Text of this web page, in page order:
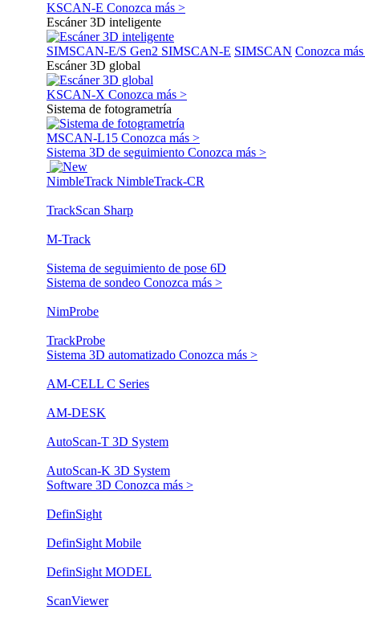
KSCAN-E Conozca más >
Escáner 3D inteligente
SIMSCAN-E/S Gen2 SIMSCAN-E SIMSCAN Conozca
Escáner 3D global
KSCAN-X Conozca más >
Sistema de fotogrametría
MSCAN-L15 Conozca más >
Sistema 3D de seguimiento Conozca más >
NimbleTrack NimbleTrack-CR
TrackScan Sharp
M-Track
Sistema de seguimiento de pose 6D
Sistema de sondeo Conozca más >
NimProbe
TrackProbe
Sistema 3D automatizado Conozca más >
AM-CELL C Series
AM-DESK
AutoScan-T 3D System
AutoScan-K 3D System
Software 3D Conozca más >
DefinSight
DefinSight Mobile
DefinSight MODEL
ScanViewer